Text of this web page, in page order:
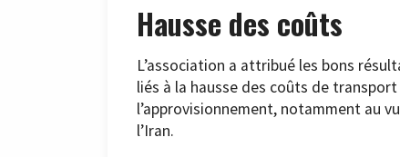
Hausse des coûts
L’association a attribué les bons
liés à la hausse des coûts de
l’approvisionnement, notamment au
l’Iran.